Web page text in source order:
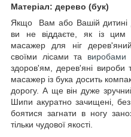
Матеріал: дерево (бук)
Якщо Вам або Вашій дитині
ви не віддаєте, як із цим
масажер для ніг
своїми лісами та виробами
здоров'ям, дерев'яні
масажер із бука досить
дорогу. А ще він дуже
Шипи акуратно зачищені,
боятися загнати в ногу
тільки чудової якості.